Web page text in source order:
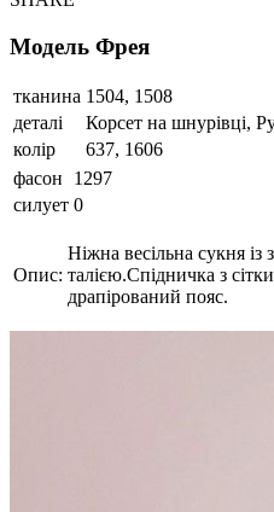
Модель Фрея
тканина 1504, 1508
деталi
Корсет на шнурівці,
колір
637, 1606
фасон
1297
силует 0
Опис:
Ніжна весільна сукня
талією.Спідничка з
драпірований пояс.